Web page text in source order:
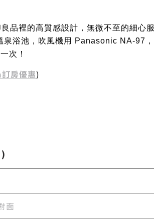
品裡的高質感設計，無微不至的細心服
浴池，吹風機用 Panasonic NA-97，
次！
房優惠)
面